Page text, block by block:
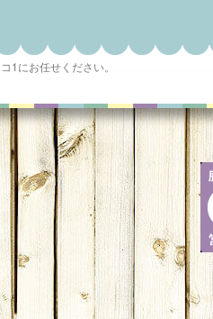
にお任せください。